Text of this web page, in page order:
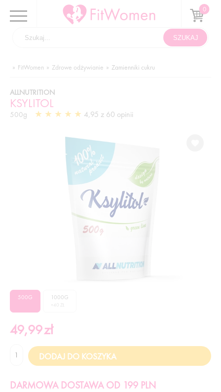
FitWomen Zdrowe odżywianie Zamienniki cukru
KSYLITOL
ALLNUTRITION
500g 4,95 z 60 opinii
500G 1000G
+40 ZŁ
49,99zł
DARMOWA DOSTAWA OD 199 PLN